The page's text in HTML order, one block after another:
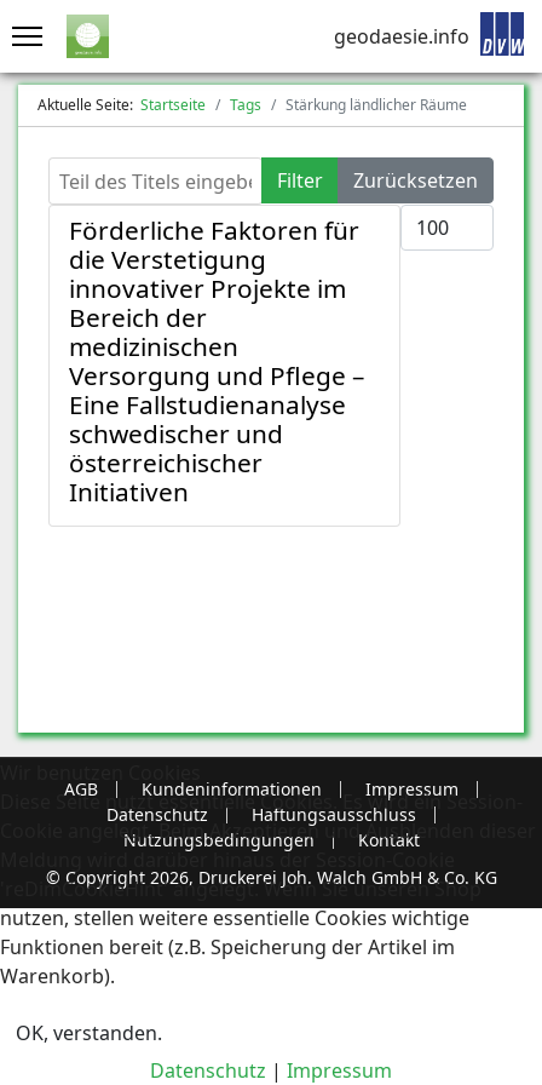
geodaesie.info
Aktuelle Seite: Startseite Tags Stärkung ländlicher Räume
Teil des Titels eingeben Filter
Zurücksetzen
Anzeige #
Förderliche Faktoren für
die Verstetigung
innovativer Projekte im
Bereich der
medizinischen
Versorgung und Pflege –
Eine Fallstudienanalyse
schwedischer und
österreichischer
Initiativen
AGB Kundeninformationen
Impressum
Datenschutz
Haftungsausschluss
Nutzungsbedingungen
Kontakt
© Copyright 2026, Druckerei Joh. Walch GmbH & Co. KG
Diese Seite nutzt essentielle Cookies. Es wird ein Session-
Cookie angelegt. Beim Akzeptieren und Ausblenden dieser
Meldung wird darüber hinaus der Session-Cookie
'reDimCookieHint' angelegt. Wenn Sie unseren Shop
nutzen, stellen weitere essentielle Cookies wichtige
Funktionen bereit (z.B. Speicherung der Artikel im
Warenkorb).
OK, verstanden.
Datenschutz | Impressum